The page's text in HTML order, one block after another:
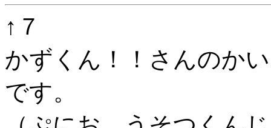
↑７
かずくん！！さんのか
です。